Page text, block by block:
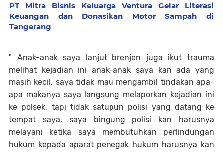
​PT Mitra Bisnis Keluarga Ventura Gelar Literasi
Keuangan dan Donasikan Motor Sampah di
Tangerang
" Anak-anak saya lanjut brenjen juga ikut trauma
melihat kejadian ini anak-anak saya kan ada yang
masih kecil, saya tidak mau mengambil tindakan apa-
apa makanya saya langsung melaporkan kejadian ini
ke polsek, tapi tidak satupun polisi yang datang ke
tempat saya, saya bingung polisi kan harusnya
melayani ketika saya membutuhkan perlindungan
hukum kepada aparat penegak hukum harusnya kan